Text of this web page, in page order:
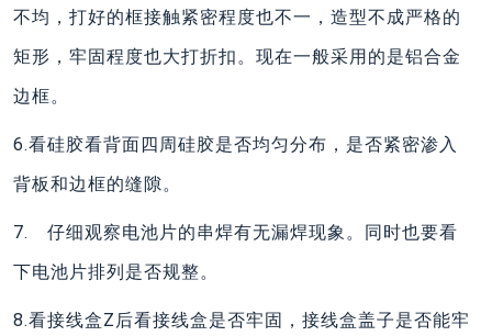
不均，打好的框接触紧密程度也不一，造型不成严格的
矩形，牢固程度也大打折扣。现在一般采用的是铝合金
边框。
6.看硅胶看背面四周硅胶是否均匀分布，是否紧密渗入
背板和边框的缝隙。
7. 仔细观察电池片的串焊有无漏焊现象。同时也要看
下电池片排列是否规整。
8.看接线盒Z后看接线盒是否牢固，接线盒盖子是否能牢